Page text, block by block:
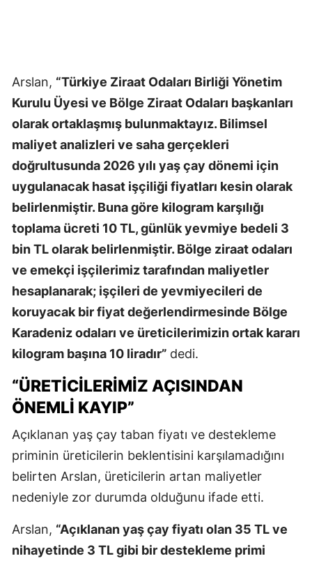
Arslan, “Türkiye Ziraat Odaları Birliği Yönetim
Kurulu Üyesi ve Bölge Ziraat Odaları başkanları
olarak ortaklaşmış bulunmaktayız. Bilimsel
maliyet analizleri ve saha gerçekleri
doğrultusunda 2026 yılı yaş çay dönemi için
uygulanacak hasat işçiliği fiyatları kesin olarak
belirlenmiştir. Buna göre kilogram karşılığı
toplama ücreti 10 TL, günlük yevmiye bedeli 3
bin TL olarak belirlenmiştir. Bölge ziraat odaları
ve emekçi işçilerimiz tarafından maliyetler
hesaplanarak; işçileri de yevmiyecileri de
koruyacak bir fiyat değerlendirmesinde Bölge
Karadeniz odaları ve üreticilerimizin ortak kararı
kilogram başına 10 liradır” dedi.
“ÜRETICILERIMIZ AÇISINDAN
ÖNEMLI KAYIP”
Açıklanan yaş çay taban fiyatı ve destekleme
priminin üreticilerin beklentisini karşılamadığını
belirten Arslan, üreticilerin artan maliyetler
nedeniyle zor durumda olduğunu ifade etti.
Arslan, “Açıklanan yaş çay fiyatı olan 35 TL ve
nihayetinde 3 TL gibi bir destekleme primi